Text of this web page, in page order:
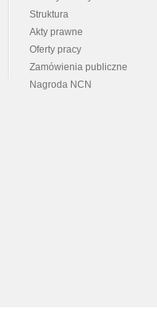
Struktura
Akty prawne
Oferty pracy
Zamówienia publiczne
Nagroda NCN